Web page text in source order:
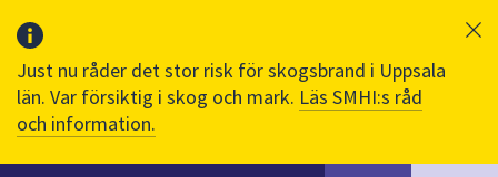
Just nu råder det stor risk för skogsbrand i Uppsala
län. Var försiktig i skog och mark. Läs SMHI:s råd
och information.